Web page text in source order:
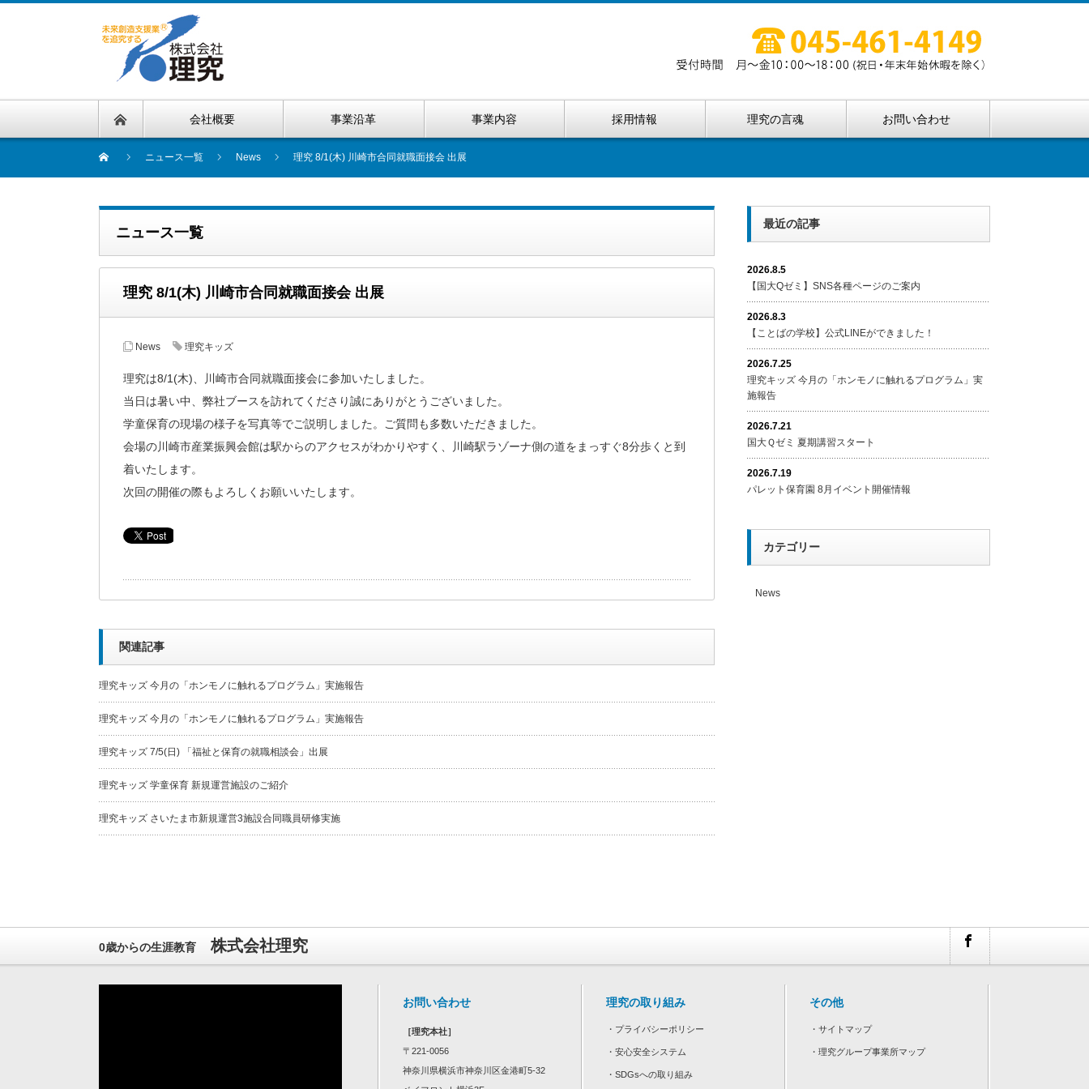
会社概要 事業沿革 事業内容 採用情報 理究の言魂 お問い合わせ
ニュース一覧 News 理究 8/1(木) 川崎市合同就職面接会 出展
ニュース一覧
理究 8/1(木) 川崎市合同就職面接会 出展
News 理究キッズ
理究は8/1(木)、川崎市合同就職面接会に参加いたしました。
当日は暑い中、弊社ブースを訪れてくださり誠にありがとうございました。
学童保育の現場の様子を写真等でご説明しました。ご質問も多数いただきました。
会場の川崎市産業振興会館は駅からのアクセスがわかりやすく、川崎駅ラゾーナ側の道をまっすぐ8分歩くと到
着いたします。
次回の開催の際もよろしくお願いいたします。
関連記事
理究キッズ 今月の「ホンモノに触れるプログラム」実施報告
理究キッズ 今月の「ホンモノに触れるプログラム」実施報告
理究キッズ 7/5(日) 「福祉と保育の就職相談会」出展
理究キッズ 学童保育 新規運営施設のご紹介
理究キッズ さいたま市新規運営3施設合同職員研修実施
最近の記事
2026.8.5
【国大Qゼミ】SNS各種ページのご案内
2026.8.3
【ことばの学校】公式LINEができました！
2026.7.25
理究キッズ 今月の「ホンモノに触れるプログラム」実
施報告
2026.7.21
国大Ｑゼミ 夏期講習スタート
2026.7.19
パレット保育園 8月イベント開催情報
カテゴリー
News
0歳からの生涯教育 株式会社理究
お問い合わせ
［理究本社］
〒221-0056
神奈川県横浜市神奈川区金港町5-32
理究の取り組み
・ プライバシーポリシー
・ 安心安全システム
・ SDGsへの取り組み
その他
・ サイトマップ
・ 理究グループ事業所マップ